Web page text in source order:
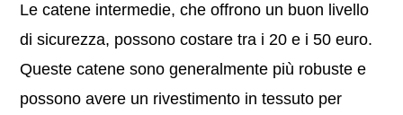
Le catene intermedie, che offrono un buon livello
di sicurezza, possono costare tra i 20 e i 50 euro.
Queste catene sono generalmente più robuste e
possono avere un rivestimento in tessuto per